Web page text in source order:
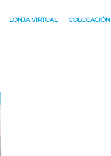
LONJA VIRTUAL COLOCACIÓN